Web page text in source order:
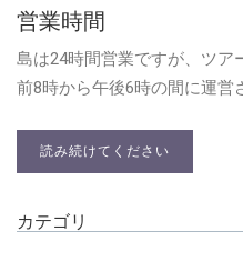
営業時間
島は24時間営業ですが、ツア
前8時から午後6時の間に運営
読み続けてください
カテゴリ